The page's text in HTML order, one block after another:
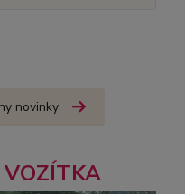
novinky
VOZÍTKA